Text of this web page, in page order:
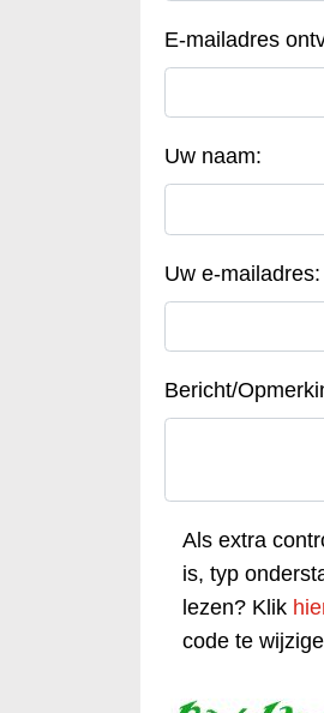
E-mailadres
Uw naam:
Uw e-mailadres:
Bericht/
Als extra
is, typ
lezen? Klik
code te